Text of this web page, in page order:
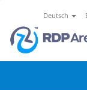
Deutsch